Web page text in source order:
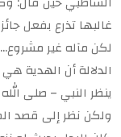
غالبها تذرع بفعل
الدلالة أن الهدية
ينظر النبي – صلى
ولكن نظر إلى قصد